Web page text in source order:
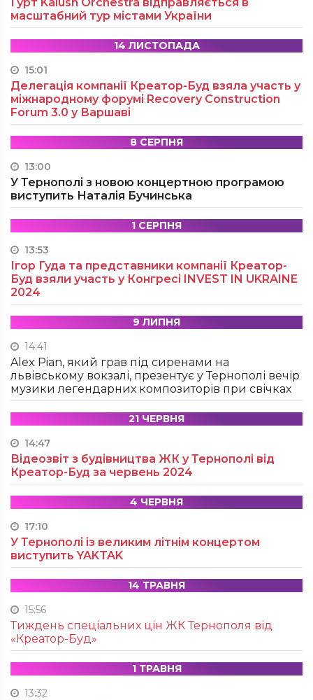
масштабний тур містами України
14 ЛИСТОПАДА
15:01
Делегація компанії Креатор-Буд взяла участь у
міжнародному форумі Recovery Construction
Forum 3.0 у Варшаві
8 СЕРПНЯ
13:00
У Тернополі з новою концертною програмою
виступить Наталія Бучинська
1 СЕРПНЯ
13:53
Ігор Гуда та представники компанії Креатор-
Буд взяли участь у Конгресі INVEST IN UKRAINE
2024
9 ЛИПНЯ
14:41
Alex Pian, який грав під сиренами на
львівському вокзалі, презентує у Тернополі вечір
музики легендарних композиторів при свічках
21 ЧЕРВНЯ
14:47
Відеозвіт з будівництва ЖК у Тернополі від
Креатор-Буд за червень 2024
4 ЧЕРВНЯ
17:10
У Тернополі із великим літнім концертом
виступить YAKTAK
14 ТРАВНЯ
15:56
Тиждень спеціальних цін ЖК Тернополя від
«Креатор-Буд»
1 ТРАВНЯ
13:32